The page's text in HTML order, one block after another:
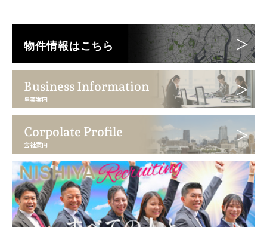
物件情報はこちら
Business Information
事業案内
Corpolate Profile
会社案内